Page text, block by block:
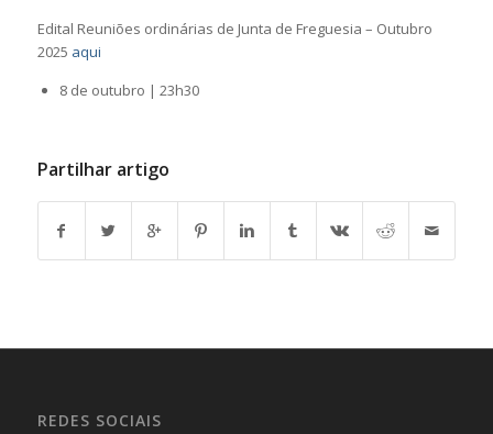
Edital Reuniões ordinárias de Junta de Freguesia – Outubro
2025 aqui
8 de outubro | 23h30
Partilhar artigo
REDES SOCIAIS